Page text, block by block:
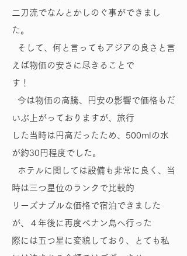
二刀流でなんとかしのぐ事ができまし
た。
そして、何と言ってもアジアの良さと言
えば物価の安さに尽きることで
す！
今は物価の高騰、円安の影響で価格もだ
いぶ上がっておりますが、旅行
した当時は円高だったため、500mlの水
が約30円程度でした。
ホテルに関しては設備も非常に良く、当
時は三つ星位のランクで比較的
リーズナブルな価格で宿泊できました
が、４年後に再度ペナン島へ行った
際には五つ星に変貌しており、とても私